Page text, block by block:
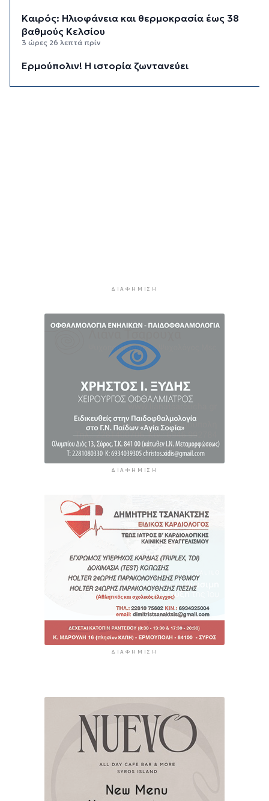
Καιρός: Ηλιοφάνεια και θερμοκρασία έως 38
βαθμούς Κελσίου
3 ώρες 26 λεπτά πρίν
Ερμούπολιν! Η ιστορία ζωντανεύει
ΔΙΑΦΉΜΙΣΗ
ΔΙΑΦΉΜΙΣΗ
ΔΙΑΦΉΜΙΣΗ